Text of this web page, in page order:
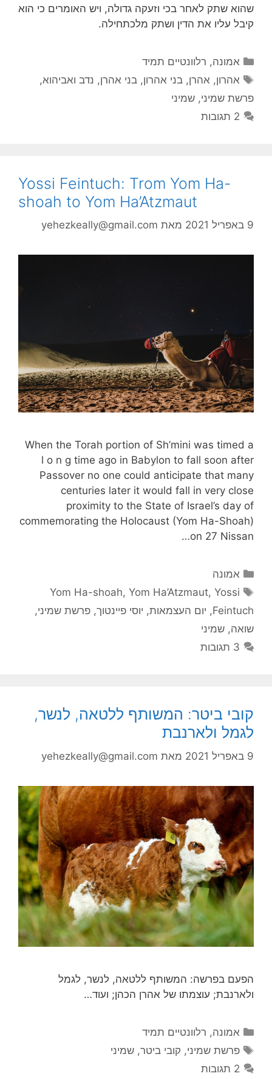
שהוא שתק לאחר בכי וזעקה גדולה, ויש האומרים כי הוא
קיבל עליו את הדין ושתק מלכתחילה.
קטגוריות
אמונה, רלוונטיים תמיד
תגיות
אהרון, אהרן,בני אהרון,בני אהרן, נדב ואביהוא,
פרשת שמיני, שמיני
2 תגובות
Yossi Feintuch: Trom Yom Ha-
shoah to Yom Ha’Atzmaut
9 באפריל 2021 מאת yehezkeally@gmail.com
When the Torah portion of Sh’mini was timed a
l o n g time ago in Babylon to fall soon after
Passover no one could anticipate that many
centuries later it would fall in very close
proximity to the State of Israel’s day of
commemorating the Holocaust (Yom Ha-Shoah)
on 27 Nissan…
קטגוריות
אמונה
תגיות
Yom Ha-shoah, Yom Ha’Atzmaut, Yossi
Feintuch
, יום העצמאות, יוסי פיינטוך, פרשת שמיני,
שואה, שמיני
3 תגובות
קובי ביטר: המשותף ללטאה, לנשר,
לגמל ולארנבת
9 באפריל 2021 מאת yehezkeally@gmail.com
‏הפעם בפרשה: המשותף ללטאה, לנשר, לגמל
ולארנבת; עוצמתו של אהרן הכהן; ועוד…
קטגוריות
אמונה, רלוונטיים תמיד
תגיות
פרשת שמיני, קובי ביטר,שמיני
2 תגובות